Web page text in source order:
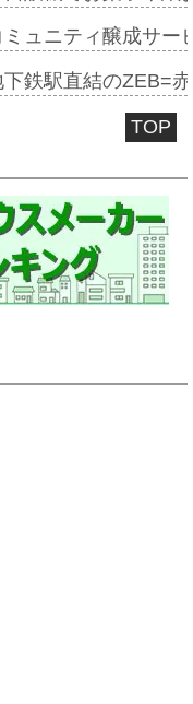
ミュニティ醸成サ
鉄駅直結のZEB=
TOP